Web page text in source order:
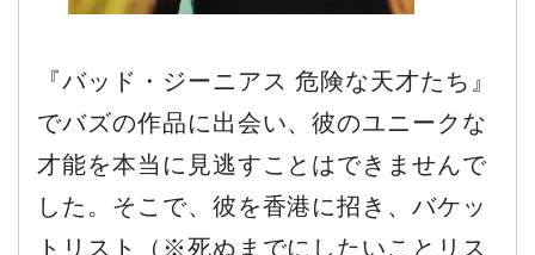
『バッド・ジーニアス 危険な天才たち』
でバズの作品に出会い、彼のユニークな
才能を本当に見逃すことはできませんで
した。そこで、彼を香港に招き、バケッ
トリスト（※死ぬまでにしたいことリス